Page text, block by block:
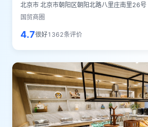
北京市 北京市朝阳区朝阳北路八里庄南里26号
国贸商圈
4.7很好1362条评价